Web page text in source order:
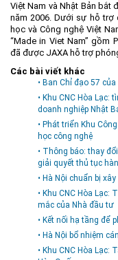
Việt Nam và Nhật Bản bắt
năm 2006. Dưới sự hỗ trợ
học và Công nghệ Việt
“Made in Viet Nam” gồm
đã được JAXA hỗ trợ
Các bài viết khác
• Ban Chỉ đạo 57
• Khu CNC Hòa
doanh nghiệp Nhật
• Phát triển Khu
học công nghệ
• Thông báo: thay
giải quyết thủ tục
• Hà Nội chuẩn bị
• Khu CNC Hòa
mắc của Nhà đầu tư
• Kết nối hạ tầng để
• Hà Nội bổ nhiệm
• Khu CNC Hòa